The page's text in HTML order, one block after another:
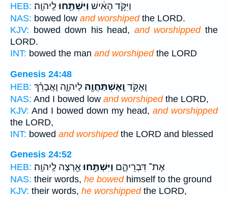
HEB:
וַיִּקֹּ֣ד הָאִ֔ישׁ וַיִּשְׁתַּ֖חוּלַֽיהוָֽה׃
NAS: bowed low and worshipedthe LORD.
KJV: bowed down his head, and worshippedthe
LORD.
INT: bowed the man and worshipedthe LORD
Genesis 24:48
HEB:
וָאֶקֹּ֥ד וָֽאֶשְׁתַּחֲוֶ֖ה לַיהוָ֑ה וָאֲבָרֵ֗ךְ
NAS: And I bowed low and worshipedthe LORD,
KJV: And I bowed down my head, and worshipped
the LORD,
INT: bowed and worshipedthe LORD and blessed
Genesis 24:52
HEB:
אֶת־ דִּבְרֵיהֶ֑ם וַיִּשְׁתַּ֥חוּאַ֖רְצָה לַֽיהוָֽה׃
NAS: their words, he bowedhimself to the ground
KJV: their words, he worshippedthe LORD,